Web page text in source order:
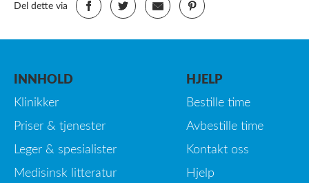
Del dette via
INNHOLD
Klinikker
Priser & tjenester
Leger & spesialister
Medisinsk litteratur
HJELP
Bestille time
Avbestille time
Kontakt oss
Hjelp